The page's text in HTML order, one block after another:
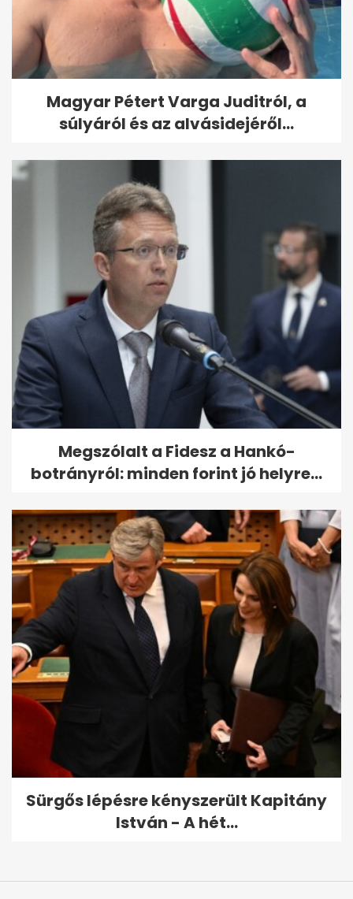
Magyar Pétert Varga Juditról, a
súlyáról és az alvásidejéről...
Megszólalt a Fidesz a Hankó-
botrányról: minden forint jó helyre...
Sürgős lépésre kényszerült Kapitány
István - A hét...